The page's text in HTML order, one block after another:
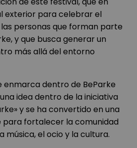
exterior para celebrar el
personas que forman parte
y que busca generar un
más allá del entorno
enmarca dentro de BeParke
idea dentro de la iniciativa
y se ha convertido en una
fortalecer la comunidad
música, el ocio y la cultura.